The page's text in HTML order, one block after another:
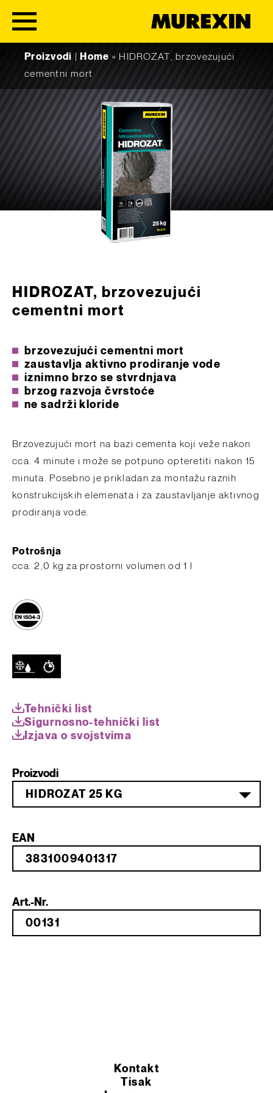
Proizvodi
Home » HIDROZAT, brzovezujući
cementni mort
HIDROZAT, brzovezujući
cementni mort
brzovezujući cementni mort
zaustavlja aktivno prodiranje vode
iznimno brzo se stvrdnjava
brzog razvoja čvrstoće
ne sadrži kloride
Brzovezujući mort na bazi cementa koji veže nakon
cca. 4 minute i može se potpuno opteretiti nakon 15
minuta. Posebno je prikladan za montažu raznih
konstrukcijskih elemenata i za zaustavljanje aktivnog
prodiranja vode.
Potrošnja
cca. 2,0 kg za prostorni volumen od 1 l
Tehnički list
Sigurnosno-tehnički list
Izjava o svojstvima
Proizvodi
HIDROZAT 25 KG
EAN
Art.-Nr.
Kontakt
Tisak